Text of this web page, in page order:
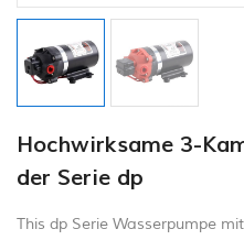
Hochwirksame 3-
der Serie dp
This dp Serie Wasserpumpe